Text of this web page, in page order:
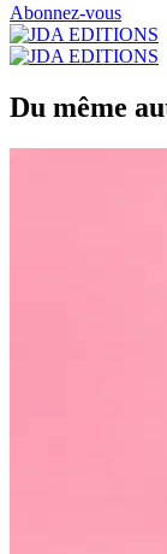
Abonnez-vous
Du même